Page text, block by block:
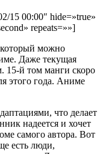
15 00:00″ hide=»true»
repeats=»»]
который можно
Даже текущая
15-й том манги скоро
этого года. Аниме
что делает
надеется и хочет
самого автора. Вот
есть люди,